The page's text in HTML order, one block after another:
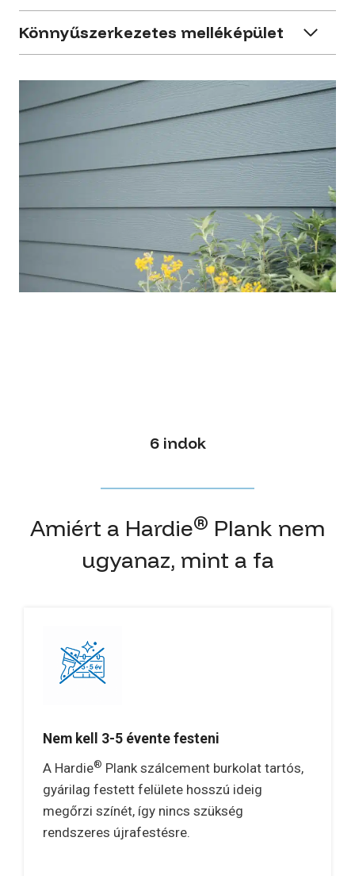
Könnyűszerkezetes melléképület
6 indok
Amiért a Hardie® Plank nem
ugyanaz, mint a fa
Nem kell 3-5 évente festeni
A Hardie® Plank szálcement burkolat tartós,
gyárilag festett felülete hosszú ideig
megőrzi színét, így nincs szükség
rendszeres újrafestésre.